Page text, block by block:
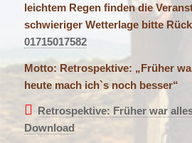
leichtem Regen finden die
schwieriger Wetterlage bitte
01715017582
Motto: Retrospektive: „Früher
heute mach ich`s noch besser“
Retrospektive: Früher war
Download